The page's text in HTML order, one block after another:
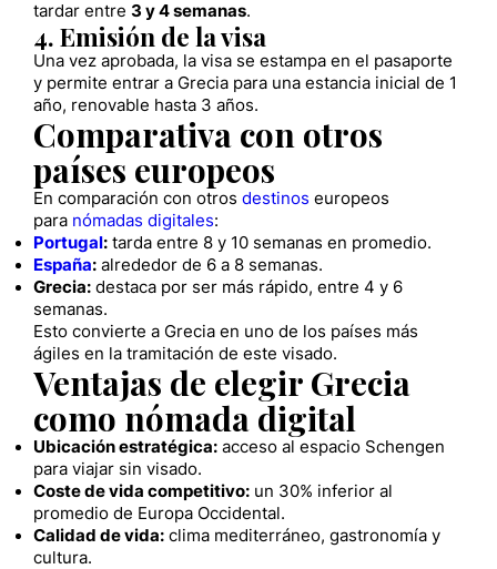
tardar entre 3 y 4 semanas.
4. Emisión de la visa
Una vez aprobada, la visa se estampa en el pasaporte
y permite entrar a Grecia para una estancia inicial de 1
año, renovable hasta 3 años.
Comparativa con otros
países europeos
En comparación con otros destinos europeos
para nómadas digitales:
Portugal: tarda entre 8 y 10 semanas en promedio.
España: alrededor de 6 a 8 semanas.
Grecia: destaca por ser más rápido, entre 4 y 6
semanas.
Esto convierte a Grecia en uno de los países más
ágiles en la tramitación de este visado.
Ventajas de elegir Grecia
como nómada digital
Ubicación estratégica: acceso al espacio Schengen
para viajar sin visado.
Coste de vida competitivo: un 30% inferior al
promedio de Europa Occidental.
Calidad de vida: clima mediterráneo, gastronomía y
cultura.